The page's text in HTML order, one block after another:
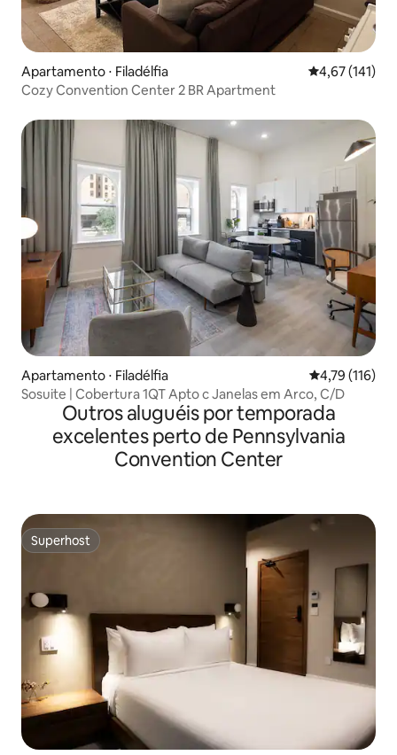
Apartamento ⋅ Filadélfia 4,67 de uma
4,67 (141)
Cozy Convention Center 2 BR Apartment
Apartamento ⋅ Filadélfia 4,79 de uma
4,79 (116)
Sosuite | Cobertura 1QT Apto c Janelas em Arco, C/D
Outros aluguéis por temporada
excelentes perto de Pennsylvania
Convention Center
Superhost
Superhost